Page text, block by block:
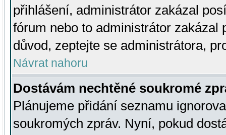
přihlášení, administrátor zakázal
fórum nebo to administrátor zakázal
důvod, zeptejte se administrátora,
Návrat nahoru
Dostávám nechtěné soukromé
Plánujeme přidání seznamu
soukromých zpráv. Nyní, pokud